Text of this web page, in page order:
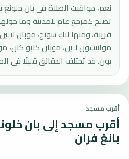
نعم، مواقيت الصلاة في بان خلونغ
تصلح كمرجع عام للمدينة وما
قريبة، ومنها لاك سونج، موبان
موانتشون لاين، موبان كايو كان،
بون. قد تختلف الدقائق قليلًا في
أقرب مسجد
أقرب مسجد إلى بان
بانغ فران